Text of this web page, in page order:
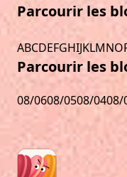
Parcourir les
ABCDEFGHIJKLMNO
Parcourir les
08/0608/0508/0408/